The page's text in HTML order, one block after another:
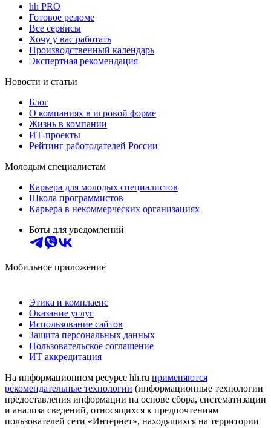
hh PRO
Готовое резюме
Все сервисы
Хочу у вас работать
Производственный календарь
Экспертная рекомендация
Новости и статьи
Блог
О компаниях в игровой форме
Жизнь в компании
ИТ-проекты
Рейтинг работодателей России
Молодым специалистам
Карьера для молодых специалистов
Школа программистов
Карьера в некоммерческих организациях
Боты для уведомлений
Мобильное приложение
Этика и комплаенс
Оказание услуг
Использование сайтов
Защита персональных данных
Пользовательское соглашение
ИТ аккредитация
На информационном ресурсе hh.ru применяются
рекомендательные технологии (информационные технологии
предоставления информации на основе сбора, систематизации
и анализа сведений, относящихся к предпочтениям
пользователей сети «Интернет», находящихся на территории